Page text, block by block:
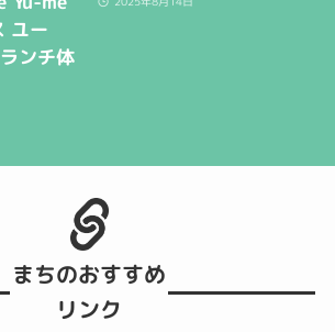
ユー
ンチ体
まちのおすすめ
リンク